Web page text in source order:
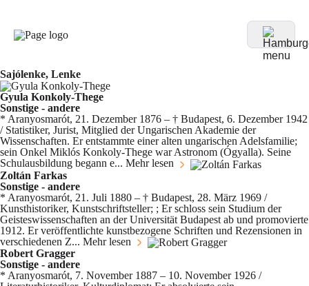
Sajólenke, Lenke
Gyula Konkoly-Thege
Sonstige - andere
* Aranyosmarót, 21. Dezember 1876 – † Budapest, 6. Dezember 1942
/ Statistiker, Jurist, Mitglied der Ungarischen Akademie der
Wissenschaften. Er entstammte einer alten ungarischen Adelsfamilie;
sein Onkel Miklós Konkoly-Thege war Astronom (Ógyalla). Seine
Schulausbildung begann e... Mehr lesen
Zoltán Farkas
Sonstige - andere
* Aranyosmarót, 21. Juli 1880 – † Budapest, 28. März 1969 /
Kunsthistoriker, Kunstschriftsteller; ; Er schloss sein Studium der
Geisteswissenschaften an der Universität Budapest ab und promovierte
1912. Er veröffentlichte kunstbezogene Schriften und Rezensionen in
verschiedenen Z... Mehr lesen
Robert Gragger
Sonstige - andere
* Aranyosmarót, 7. November 1887 – 10. November 1926 /